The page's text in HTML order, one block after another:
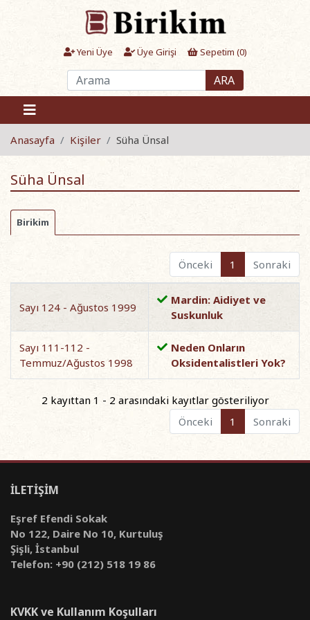
Yeni Üye Üye Girişi Sepetim (0)
ARA
Anasayfa Kişiler Süha Ünsal
Süha Ünsal
Birikim
Önceki 1 Sonraki
Sayı 124 - Ağustos 1999
Mardin: Aidiyet ve
Suskunluk
Sayı 111-112 -
Temmuz/Ağustos 1998
Neden Onların
Oksidentalistleri Yok?
2 kayıttan 1 - 2 arasındaki kayıtlar gösteriliyor
Önceki
1 Sonraki
İLETİŞİM
Eşref Efendi Sokak
No 122, Daire No 10, Kurtuluş
Şişli, İstanbul
Telefon: +90 (212) 518 19 86
KVKK ve Kullanım Koşulları